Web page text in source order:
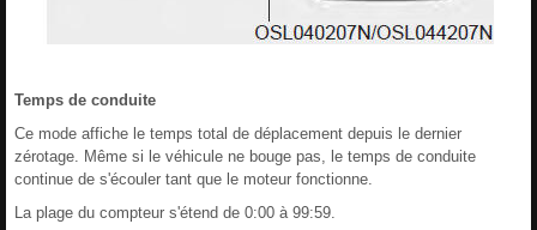
Temps de conduite
Ce mode affiche le temps total de déplacement depuis le dernier
zérotage. Même si le véhicule ne bouge pas, le temps de conduite
continue de s'écouler tant que le moteur fonctionne.
La plage du compteur s'étend de 0:00 à 99:59.